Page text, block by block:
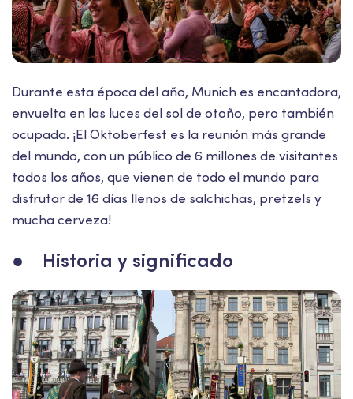
Durante esta época del año, Munich es encantadora,
envuelta en las luces del sol de otoño, pero también
ocupada. ¡El Oktoberfest es la reunión más grande
del mundo, con un público de 6 millones de visitantes
todos los años, que vienen de todo el mundo para
disfrutar de 16 días llenos de salchichas, pretzels y
mucha cerveza!
● Historia y significado